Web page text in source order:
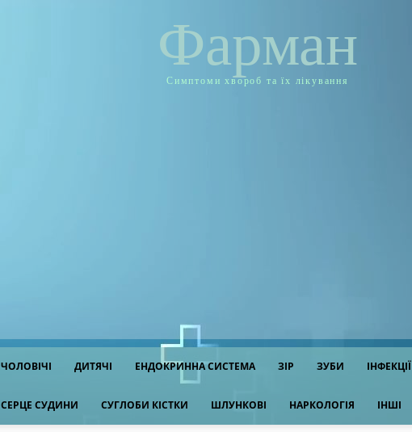
Фарман
Симптоми хвороб та їх лікування
ЧОЛОВІЧІ ДИТЯЧІ ЕНДОКРИННА СИСТЕМА ЗІР ЗУБИ ІНФЕКЦІЇ
СЕРЦЕ СУДИНИ СУГЛОБИ КІСТКИ ШЛУНКОВІ НАРКОЛОГІЯ ІНШІ